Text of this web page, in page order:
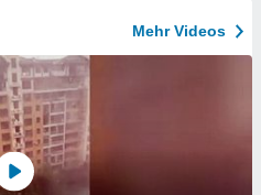
Mehr Videos